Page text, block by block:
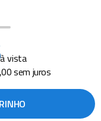
à vista
,00sem juros